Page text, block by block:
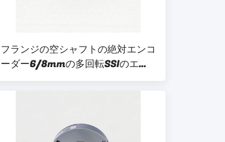
フランジの空シャフトの絶対エンコ
ーダー6/8mmの多回転SSIのエン
コーダーMPN35のサーボ モーター